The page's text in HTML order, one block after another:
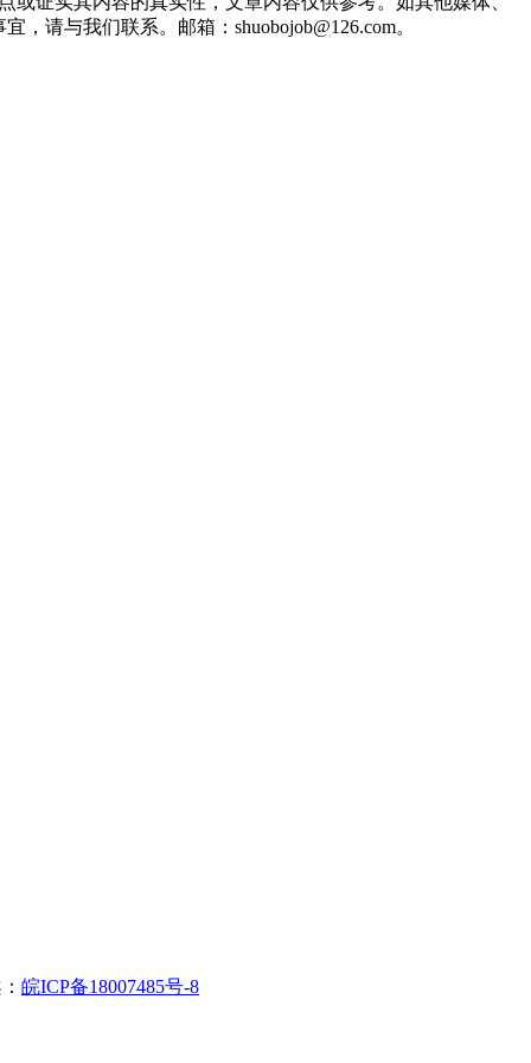
请与我们联系。邮箱：shuobojob@126.com。
皖ICP备18007485号-8